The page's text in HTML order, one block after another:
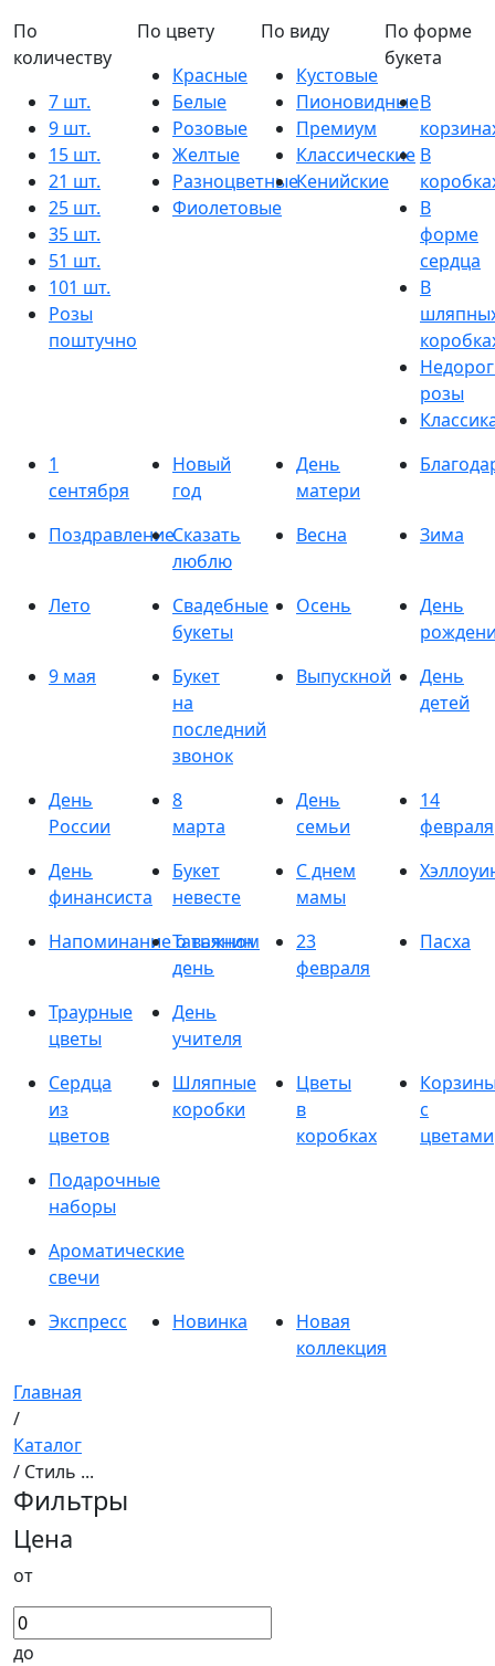
По
количеству
7 шт.
9 шт.
15 шт.
21 шт.
25 шт.
35 шт.
51 шт.
101 шт.
Розы
поштучно
По цвету
Красные
Белые
Розовые
Желтые
Разноцветные
Фиолетовые
По виду
Кустовые
Пионовидные
Премиум
Классические
Кенийские
По форме
букета
В
В
В
форме
сердца
В
розы
1
сентября
Новый
год
День
матери
ПоздравлениеСказать
люблю
Весна Зима
Лето
Свадебные
букеты
Осень
День
9 мая
Букет
на
последний
звонок
Выпускной
День
детей
День
России
8
марта
День
семьи
14
февраля
День
финансиста
Букет
невесте
С днем
мамы
Напоминание о важном
Татьянин
день
23
февраля
Пасха
Траурные
цветы
День
учителя
Сердца
из
цветов
Шляпные
коробки
Цветы
в
коробках
с
цветами
Подарочные
наборы
Ароматические
свечи
Экспресс
Новинка
Новая
коллекция
Главная
/
Каталог
/ Стиль ...
Фильтры
Цена
от
до